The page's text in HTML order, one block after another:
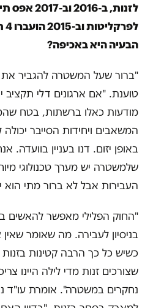
לזנות, ב-2016
הבעיה היא באכיפה?
"ברור שעל המשטרה להגביר
טוענת. "אם ארגונים דלי תקציב
מודעות כאלו ברשתות, בטח
המשאבים ויחידות הסייבר
באופן יזום. דנו בעניין בוועדה.
שלמשטרה יש מערך טכנולוגי
העבירות אבל לא ברור מתי הוא
"החוק הפלילי מאפשר להאשים
בניסיון לעבירה. מה שאומר שאין
כשיש כל כך הרבה קטינות
שצורכים זנות מדי לילה היינו
נחקרים במשטרה". אומרת עו"ד